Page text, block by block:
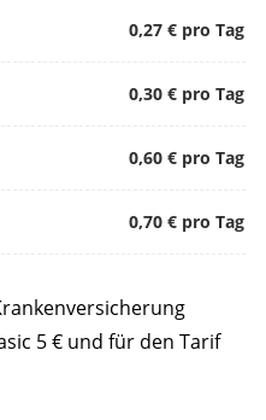
0,27 € pro Tag
0,30 € pro Tag
0,60 € pro Tag
0,70 € pro Tag
5 € und für den Tarif